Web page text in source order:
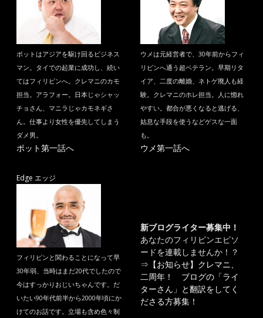
ポットはアジアを駆け回るビジネス
マン。タイでの起業に成功し、続い
てはフィリピンへ。クレマニのカモ
担当。アラフォー。日本じゃシャッ
チョさん、マニラじゃカモネギさ
ん。仕事より女性を優先してしまう
ダメ男。
ポット第一話へ
ウメは元経営者で、30年前からフィ
リピンへ通う超ベテラン。早期リタ
イア、二度の離婚、ネトゲ廃人も経
験。クレマニのホレ担当。人に惚れ
やすい。都合が悪くなると逃げる、
姑息な手段を使うなどゲスな一面
も。
ウメ第一話へ
Edge エッジ
フィリピンと関わることになって早
30年弱、当時はまだ20代でしたので
今はすっかりおじいちゃんです。だ
いたい90年代前半から2000年頃にか
けてのお話です。立場も含め色々制
新ブログライター募集中！
あなたのフィリピンエピソ
ードを連載しませんか！？
⇒ 【お知らせ】クレマニ、
二周年！ ブログの「ライ
ターさん」と翻訳をしてく
ださる方募集！